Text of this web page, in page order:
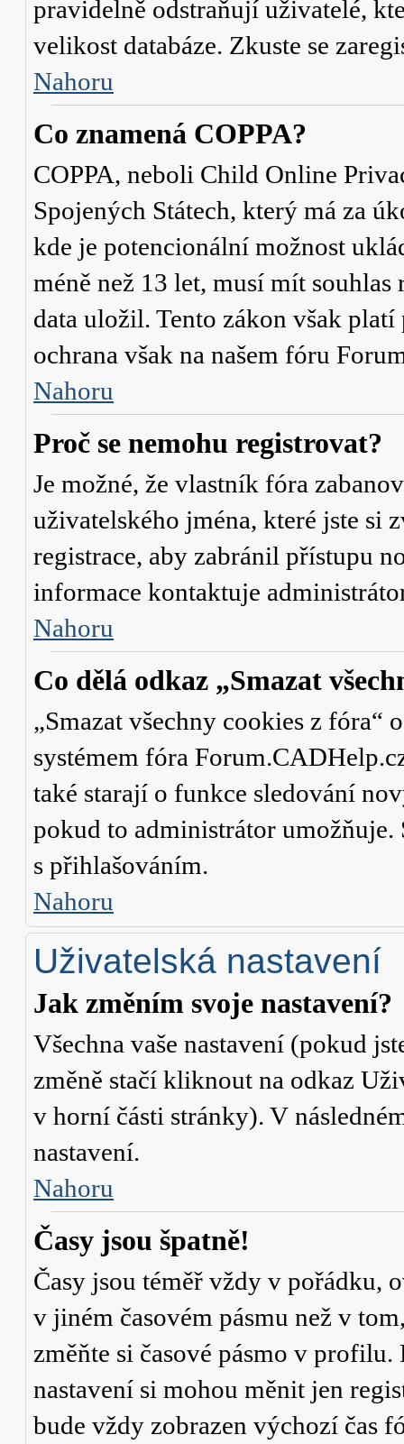
pravidelně odstraňují uživatelé,
velikost databáze. Zkuste se
Nahoru
Co znamená COPPA?
COPPA, neboli Child Online
Spojených Státech, který má za
kde je potencionální možnost
méně než 13 let, musí mít
data uložil. Tento zákon však
ochrana však na našem fóru
Nahoru
Proč se nemohu registrovat?
Je možné, že vlastník fóra
uživatelského jména, které jste
registrace, aby zabránil přístupu
informace kontaktuje
Nahoru
Co dělá odkaz „Smazat
„Smazat všechny cookies z fóra“
systémem fóra
také starají o funkce sledování
pokud to administrátor umožňuje.
s přihlašováním.
Nahoru
Uživatelská nastavení
Jak změním svoje nastavení?
Všechna vaše nastavení (pokud
změně stačí kliknout na odkaz
v horní části stránky). V
nastavení.
Nahoru
Časy jsou špatně!
Časy jsou téměř vždy v pořádku,
v jiném časovém pásmu než v
změňte si časové pásmo v profilu.
nastavení si mohou měnit jen
bude vždy zobrazen výchozí čas